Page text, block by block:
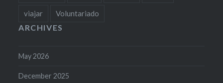
viajar Voluntariado
ARCHIVES
May 2026
December 2025